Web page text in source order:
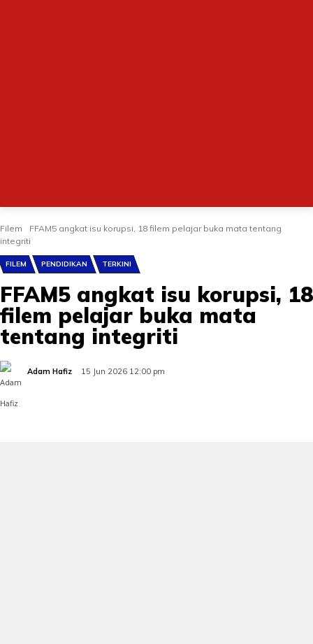
Filem
FFAM5 angkat isu korupsi, 18 filem pelajar buka mata tentang
integriti
FILEM PENDIDIKAN TERKINI
FFAM5 angkat isu korupsi, 18
filem pelajar buka mata
tentang integriti
Adam Hafiz 15 Jun 2026 12:00 pm